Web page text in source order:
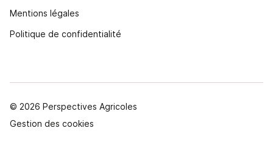
Mentions légales
Politique de confidentialité
© 2026 Perspectives Agricoles
Gestion des cookies